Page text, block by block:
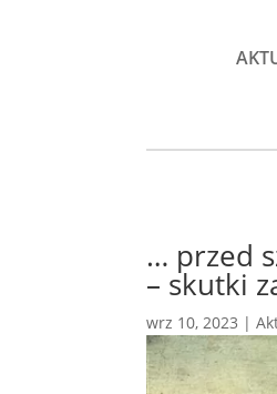
… przed
– skutki
wrz 10, 2023 |